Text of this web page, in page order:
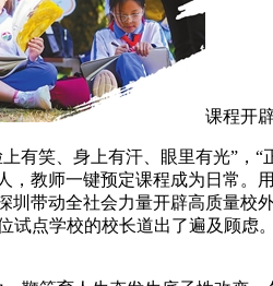
课程开
笑、身上有汗、眼里有光”，“
，教师一键预定课程成为日常。
圳带动全社会力量开辟高质量校
试点学校的校长道出了遍及顾虑